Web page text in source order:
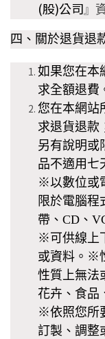
(股)公司 』
四、關於退貨退
如果您在本
求全額退費
您在本網站
求退貨退款
另有說明或
品不適用七
※以數位或
限於電腦程
帶、CD、
※可供線上
或資料。※
性質上無法
花卉、食品
※依照您所
訂製、調整